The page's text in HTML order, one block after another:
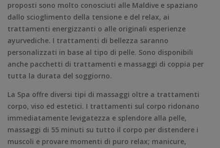
proposti sono molto conosciuti alle Maldive e spaziano
dallo scioglimento della tensione e del relax, ai
trattamenti energizzanti o alle originali esperienze
ayurvediche. I trattamenti di bellezza saranno
personalizzati in base al tipo di pelle. Sono disponibili
anche pacchetti di trattamenti e massaggi di coppia per
tutta la durata del soggiorno.
La Spa offre diversi tipi di massaggi oltre a trattamenti
corpo, viso ed estetici. I trattamenti sul corpo ridonano
immediatamente levigatezza e splendore alla pelle,
massaggi di 55 minuti su tutto il corpo per distendere i
muscoli e provare momenti di puro relax; manicure,